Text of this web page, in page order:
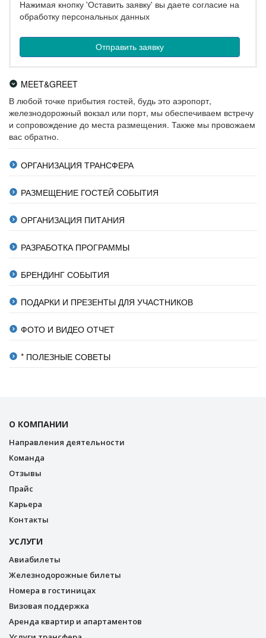
Нажимая кнопку 'Оставить заявку' вы даете согласие на
обработку персональных данных
MEET&GREET
В любой точке прибытия гостей, будь это аэропорт,
железнодорожный вокзал или порт, мы обеспечиваем встречу
и сопровождение до места размещения. Также мы провожаем
вас обратно.
ОРГАНИЗАЦИЯ ТРАНСФЕРА
РАЗМЕЩЕНИЕ ГОСТЕЙ СОБЫТИЯ
ОРГАНИЗАЦИЯ ПИТАНИЯ
РАЗРАБОТКА ПРОГРАММЫ
БРЕНДИНГ СОБЫТИЯ
ПОДАРКИ И ПРЕЗЕНТЫ ДЛЯ УЧАСТНИКОВ
ФОТО И ВИДЕО ОТЧЕТ
* ПОЛЕЗНЫЕ СОВЕТЫ
О КОМПАНИИ
Направления деятельности
Команда
Отзывы
Прайс
Карьера
Контакты
УСЛУГИ
Авиабилеты
Железнодорожные билеты
Номера в гостиницах
Визовая поддержка
Аренда квартир и апартаментов